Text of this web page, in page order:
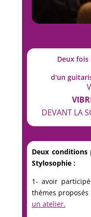
Deux fois
d'un
DEVANT LA
Deux conditions
Stylosophie :
1- avoir
thèmes
un atelier.